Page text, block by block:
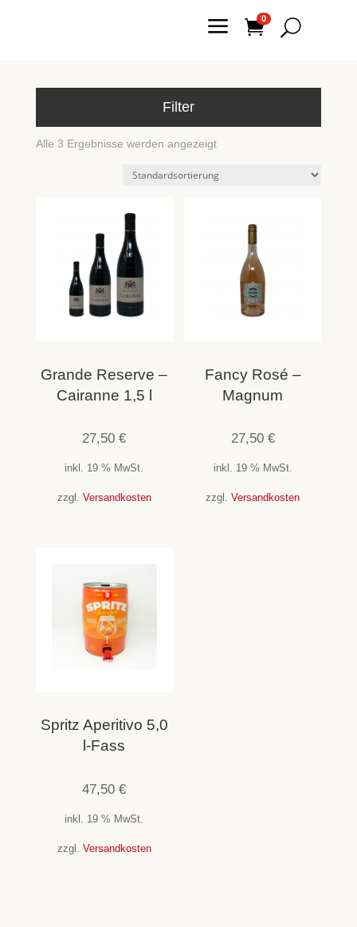
a 0 U
Filter
Alle 3 Ergebnisse werden angezeigt
Grande Reserve –
Cairanne 1,5 l
27,50€
inkl. 19 % MwSt.
zzgl. Versandkosten
Fancy Rosé –
Magnum
27,50 €
inkl. 19 % MwSt.
zzgl.Versandkosten
Spritz Aperitivo 5,0
l-Fass
47,50€
inkl. 19 % MwSt.
zzgl. Versandkosten